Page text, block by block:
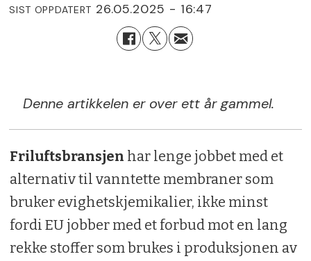
SIST OPPDATERT 26.05.2025 - 16:47
Denne artikkelen er over ett år gammel.
Friluftsbransjen har lenge jobbet med et
alternativ til vanntette membraner som
bruker evighetskjemikalier, ikke minst
fordi EU jobber med et forbud mot en lang
rekke stoffer som brukes i produksjonen av